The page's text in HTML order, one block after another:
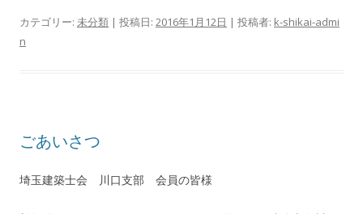
カテゴリー: 未分類 | 投稿日: 2016年1月12日 | 投稿者: k-shikai-admi
n
ごあいさつ
埼玉建築士会 川口支部 会員の皆様